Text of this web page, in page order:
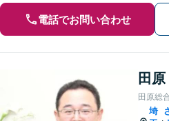
電話でお問い合わせ
田
田原総
埼